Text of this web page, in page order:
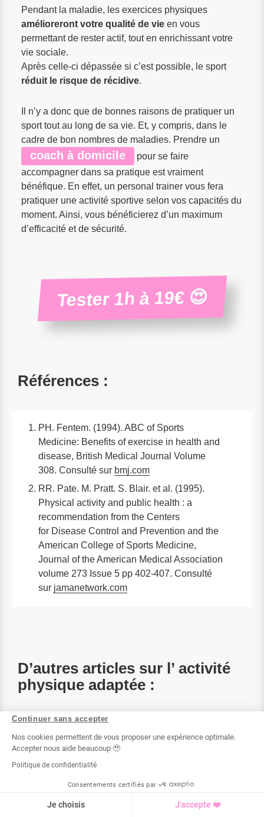
domicile par un pro !
Pendant la maladie, les exercices physiques
amélioreront votre qualité de vie en vous
permettant de rester actif, tout en enrichissant votre
vie sociale.
Après celle-ci dépassée si c’est possible, le sport
réduit le risque de récidive.
Il n’y a donc que de bonnes raisons de pratiquer un
sport tout au long de sa vie. Et, y compris, dans le
cadre de bon nombres de maladies. Prendre un
coach à domicile
pour se faire
accompagner dans sa pratique est vraiment
bénéfique. En effet, un personal trainer vous fera
pratiquer une activité sportive selon vos capacités du
moment. Ainsi, vous bénéficierez d’un maximum
d’efficacité et de sécurité.
Tester 1h à 19€ 😍
Références :
PH. Fentem. (1994). ABC of Sports
Medicine: Benefits of exercise in health and
disease, British Medical Journal Volume
308. Consulté sur bmj.com
RR. Pate. M. Pratt. S. Blair. et al. (1995).
Physical activity and public health : a
recommendation from the Centers
for Disease Control and Prevention and the
American College of Sports Medicine,
Journal of the American Medical Association
volume 273 Issue 5 pp 402-407. Consulté
sur jamanetwork.com
D’autres articles sur l’ activité
physique adaptée :
Le Sport pour enfant
et son approche
ludique
Comment accorder pratique du
Continuer sans accepter
Nos cookies permettent de vous proposer une expérience optimale.
Accepter nous aide beaucoup 🥹
Politique de confidentialité
Consentements certifiés par
Je choisis J'accepte ❤️